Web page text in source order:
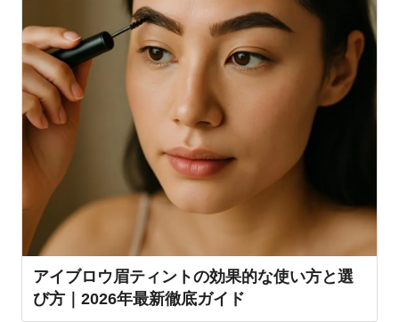
アイブロウ眉ティントの効果的な使い方と選
び方｜2026年最新徹底ガイド